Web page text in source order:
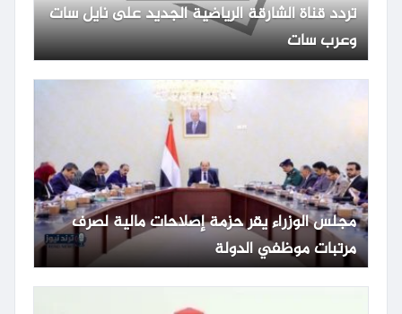
تردد قناة الشارقة الرياضية الجديد على نايل سات
وعرب سات
مجلس الوزراء يقر حزمة إصلاحات مالية لصرف
مرتبات موظفي الدولة